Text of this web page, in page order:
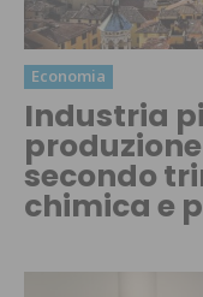
Economia
Industria
secondo
chimica e